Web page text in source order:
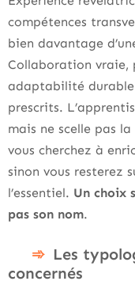
compétences
bien davantage
Collaboration vraie,
adaptabilité durable
prescrits.
mais ne scelle pas
vous cherchez à
sinon vous resterez
l’essentiel. Un choix
pas son nom.
Les
concernés